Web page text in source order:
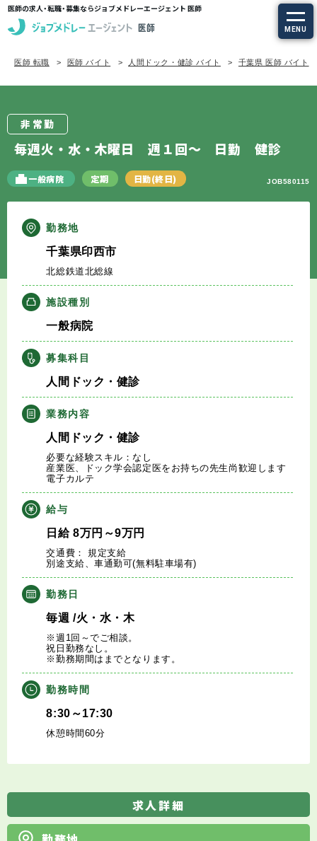
医師の求人・転職・募集ならジョブメドレーエージェント 医師
MENU
求人を探す
定期非常勤の求人
特集から探す
エージェントサービス
エージェントサービスTOP
サービスの流れ
キャリアアドバイザー紹介
医師の求人・転職Q&A
知りたい・聞きたい
転職成功事例
医師の転職マニュアル
データで見る医師の平均年収
医師に役立つ取材記事
大学医局紹介
医師 転職 医師 バイト 人間ドック・健診 バイト 千葉県 医師 バイト
非常勤
毎週火・水・木曜日 週１回～ 日勤 健診
一般病院 定期 日勤(終日) JOB580115
勤務地
千葉県印西市
北総鉄道北総線
施設種別
一般病院
募集科目
人間ドック・健診
業務内容
人間ドック・健診
必要な経験スキル：なし
産業医、ドック学会認定医をお持ちの先生尚歓迎します
電子カルテ
給与
日給8万円 ～9万円
交通費： 規定支給
別途支給、車通勤可(無料駐車場有)
勤務日
毎週 /火・水・木
※週1回～でご相談。
祝日勤務なし。
※勤務期間はまでとなります。
勤務時間
8:30～17:30
休憩時間60分
求人詳細